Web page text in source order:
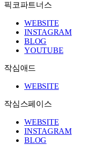
픽코파트너스
WEBSITE
INSTAGRAM
BLOG
YOUTUBE
작심애드
WEBSITE
작심스페이스
WEBSITE
INSTAGRAM
BLOG